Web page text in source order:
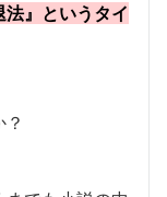
』というタイ